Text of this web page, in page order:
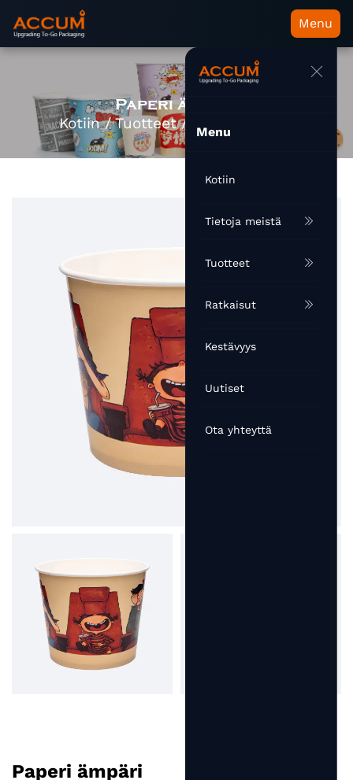
Menu
Menu
Kotiin
Tietoja meistä
Tuotteet
Ratkaisut
Kestävyys
Uutiset
Ota yhteyttä
Paperi ämpäri
Kotiin/Tuotteet/ Paperi ämpäri
Paperi ämpäri